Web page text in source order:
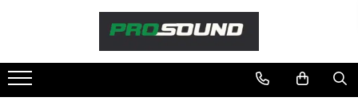
Sonorizare / PA